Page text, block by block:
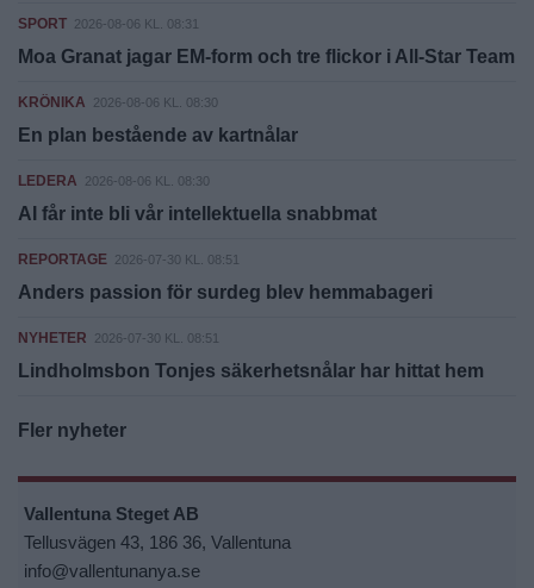
SPORT 2026-08-06 KL. 08:31
Moa Granat jagar EM-form och tre flickor i All-Star Team
KRÖNIKA 2026-08-06 KL. 08:30
En plan bestående av kartnålar
LEDERA 2026-08-06 KL. 08:30
AI får inte bli vår intellektuella snabbmat
REPORTAGE 2026-07-30 KL. 08:51
Anders passion för surdeg blev hemmabageri
NYHETER 2026-07-30 KL. 08:51
Lindholmsbon Tonjes säkerhetsnålar har hittat hem
Fler nyheter
Vallentuna Steget AB
Tellusvägen 43, 186 36, Vallentuna
info@vallentunanya.se